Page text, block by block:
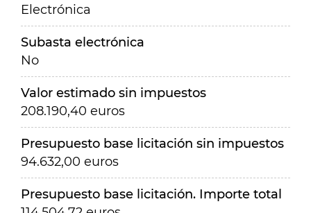
Electrónica
Subasta electrónica
No
Valor estimado sin impuestos
208.190,40 euros
Presupuesto base licitación sin impuestos
94.632,00 euros
Presupuesto base licitación. Importe total